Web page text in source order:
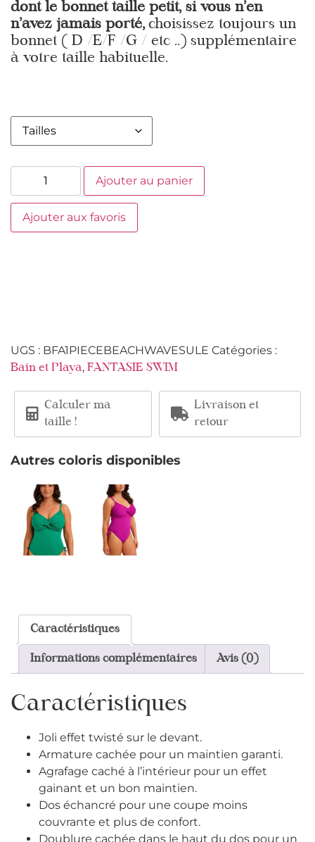
dont le bonnet taille petit, si vous n’en
n’avez jamais porté, choisissez toujours un
bonnet ( D /E/F /G / etc ..) supplémentaire
à votre taille habituelle.
Ajouter au panier
Ajouter aux favoris
UGS : BFA1PIECEBEACHWAVESULE Catégories :
Bain et Playa, FANTASIE SWIM
Calculer ma
taille !
Livraison et
retour
Autres coloris disponibles
Caractéristiques
Informations complémentaires Avis (0)
Caractéristiques
Joli effet twisté sur le devant.
Armature cachée pour un maintien garanti.
Agrafage caché à l’intérieur pour un effet
gainant et un bon maintien.
Dos échancré pour une coupe moins
couvrante et plus de confort.
Doublure cachée dans le haut du dos pour un